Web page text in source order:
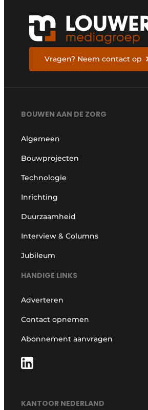
Vragen? Neem contact op
BOUWEN AAN DE ZORG
Algemeen
Bouwprojecten
Technologie
Inrichting
Duurzaamheid
Interview & Columns
Jubileum
HANDIGE LINKS
Adverteren
Contact opnemen
Abonnement aanvragen
KANTOOR NEDERLAND